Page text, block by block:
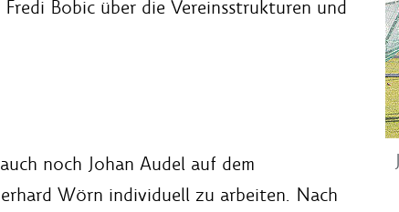
Bobic über die Vereinsstrukturen und
noch Johan Audel auf dem
Wörn individuell zu arbeiten. Nach